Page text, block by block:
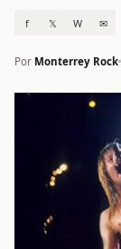
f 𝕏 W ✉
Por Monterrey Rock